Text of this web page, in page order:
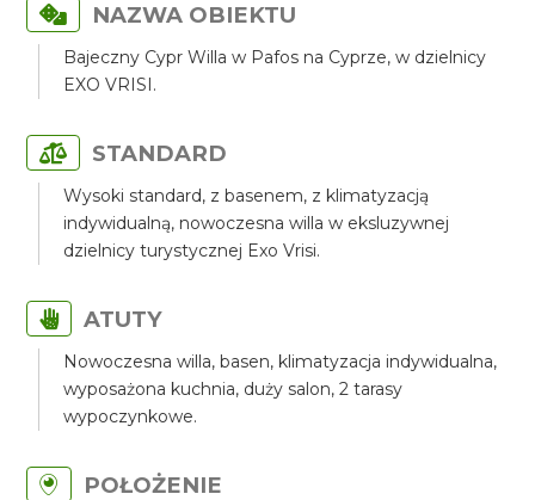
NAZWA OBIEKTU
Bajeczny Cypr Willa w Pafos na Cyprze, w dzielnicy
EXO VRISI.
STANDARD
Wysoki standard, z basenem, z klimatyzacją
indywidualną, nowoczesna willa w eksluzywnej
dzielnicy turystycznej Exo Vrisi.
ATUTY
Nowoczesna willa, basen, klimatyzacja indywidualna,
wyposażona kuchnia, duży salon, 2 tarasy
wypoczynkowe.
POŁOŻENIE